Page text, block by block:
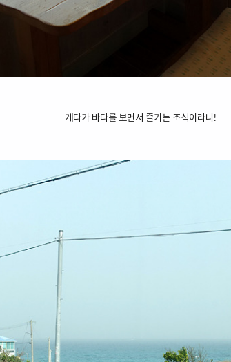
게다가 바다를 보면서 즐기는 조식이라니!